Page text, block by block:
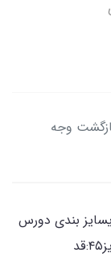
وجه
بندی دورس
وپلنگی سایز ۴۰:قد بلوز۴۰پهنا۴۲ قد شلوار۵۵سایز۴۵:قد